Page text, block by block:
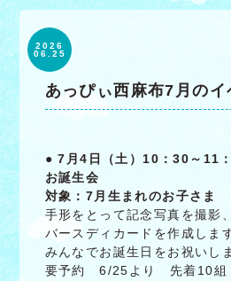
2026
06.25
あっぴぃ西麻布7月のイ
●7月4日（土）10：30～11
お誕生会
対象：7月生まれのお子さま
手形をとって記念写真を撮影、
バースディカードを作成しま
みんなでお誕生日をお祝いし
要予約 6/25より 先着10